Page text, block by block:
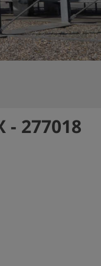
- 277018